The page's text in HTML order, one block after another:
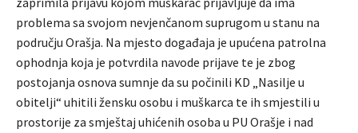
problema sa svojom nevjenčanom suprugom u stanu na
području Orašja. Na mjesto događaja je upućena patrolna
ophodnja koja je potvrdila navode prijave te je zbog
postojanja osnova sumnje da su počinili KD „Nasilje u
obitelji“ uhitili žensku osobu i muškarca te ih smjestili u
prostorije za smještaj uhićenih osoba u PU Orašje i nad